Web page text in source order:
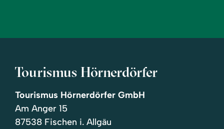
Tourismus Hörnerdörfer
Tourismus Hörnerdörfer GmbH
Am Anger 15
87538 Fischen i. Allgäu